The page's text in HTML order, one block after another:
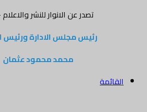
تصدر عن الانوار للنشر
رئيس مجلس الادارة ورئيس
محمد محمود عثمان
القائمة